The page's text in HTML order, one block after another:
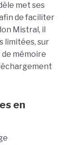
met ses
de faciliter
Mistral, il
limitées, sur
de mémoire
en